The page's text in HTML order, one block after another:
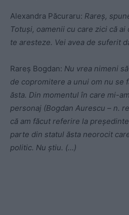
Alexandra Păcuraru: Rareș,
Totuși, oamenii cu care zici că
te aresteze. Vei avea de suferit
Rareș Bogdan: Nu vrea nimeni
de copromitere a unui om nu se
ăsta. Din momentul în care mi-
personaj (Bogdan Aurescu – n.
că am făcut referire la
parte din statul ăsta neorocit
politic. Nu știu. (…)